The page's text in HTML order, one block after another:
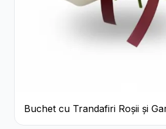
Buchet cu Trandafiri Roșii și
Roz Pal